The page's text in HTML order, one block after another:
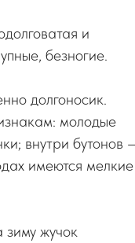
и
безногие.
долгоносик.
молодые
внутри бутонов –
имеются мелкие
зиму жучок